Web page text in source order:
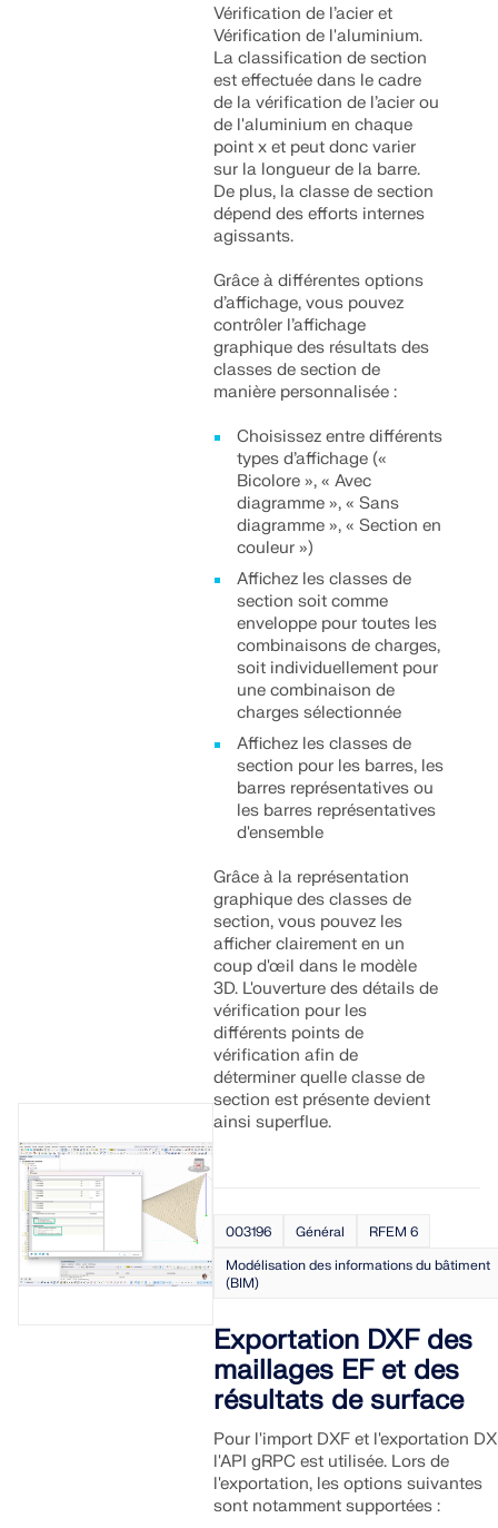
Vérification de l’acier et
Vérification de l'aluminium.
La classification de section
est effectuée dans le cadre
de la vérification de l’acier ou
de l'aluminium en chaque
point x et peut donc varier
sur la longueur de la barre.
De plus, la classe de section
dépend des efforts internes
agissants.
Grâce à différentes options
d’affichage, vous pouvez
contrôler l’affichage
graphique des résultats des
classes de section de
manière personnalisée :
Choisissez entre différents
types d’affichage («
Bicolore », « Avec
diagramme », « Sans
diagramme », « Section en
couleur »)
Affichez les classes de
section soit comme
enveloppe pour toutes les
combinaisons de charges,
soit individuellement pour
une combinaison de
charges sélectionnée
Affichez les classes de
section pour les barres, les
barres représentatives ou
les barres représentatives
d'ensemble
Grâce à la représentation
graphique des classes de
section, vous pouvez les
afficher clairement en un
coup d'œil dans le modèle
3D. L'ouverture des détails de
vérification pour les
différents points de
vérification afin de
déterminer quelle classe de
section est présente devient
ainsi superflue.
003196 Général
RFEM 6
Modélisation des informations du bâtiment
(BIM)
Exportation DXF des
maillages EF et des
résultats de surface
Pour l'import DXF et l'exportation
l'API gRPC est utilisée. Lors de
l'exportation, les options suivantes
sont notamment supportées :